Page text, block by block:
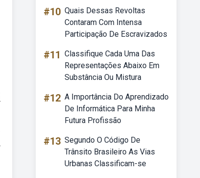
#10 Quais Dessas Revoltas
Contaram Com Intensa
Participação De Escravizados
#11 Classifique Cada Uma Das
Representações Abaixo Em
Substância Ou Mistura
#12 A Importância Do Aprendizado
De Informática Para Minha
Futura Profissão
#13 Segundo O Código De
Trânsito Brasileiro As Vias
Urbanas Classificam-se